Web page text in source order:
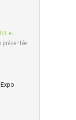
et
présentée